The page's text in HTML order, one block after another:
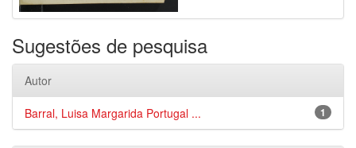
Sugestões de pesquisa
Autor
1
Barral, Luisa Margarida Portugal ...